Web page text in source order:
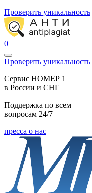
Проверить уникальность
0
Проверить уникальность
Cервис НОМЕР 1
в России и СНГ
Поддержка по всем
вопросам 24/7
пресса о нас